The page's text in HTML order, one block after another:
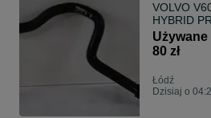
VOLVO
HYBRID
31368385
Używane
80 zł
Łódź
Dzisiaj o